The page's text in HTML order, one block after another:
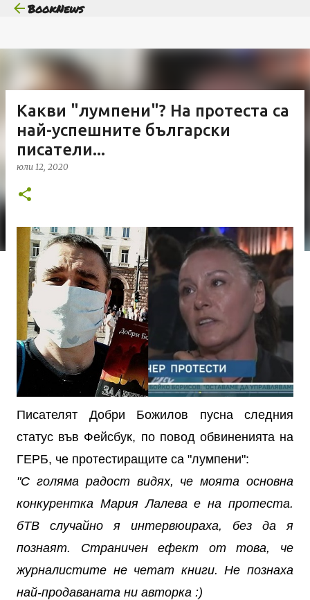
Пропускане към основното съдържание
BookNews
Какви "лумпени"? На протеста са
най-успешните български
писатели...
юли 12, 2020
Писателят Добри Божилов пусна следния
статус във Фейсбук, по повод обвиненията на
ГЕРБ, че протестиращите са "лумпени":
"С голяма радост видях, че моята основна
конкурентка Мария Лалева е на протеста.
бТВ случайно я интервюираха, без да я
познаят. Страничен ефект от това, че
журналистите не четат книги. Не познаха
най-продаваната ни авторка :)